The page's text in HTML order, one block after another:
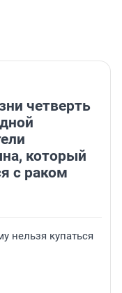
четверть
который
с раком
нельзя купаться